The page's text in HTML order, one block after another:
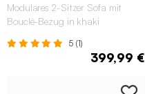
Modulares 2-Sitzer Sofa mit
Bouclé-Bezug in khaki
5 (1)
399,99 €